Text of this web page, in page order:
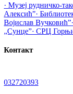
· Музеј рудничко-
Алексић”·
Војислав Вучковић”
„Сунце”· СРЦ
Контакт
032720393